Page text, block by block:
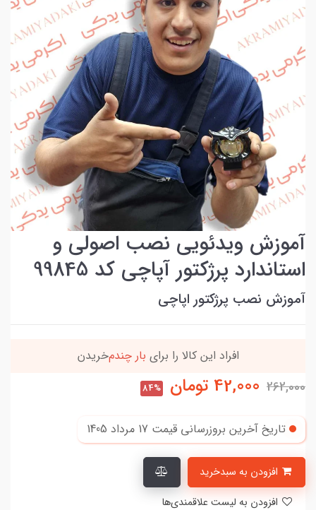
آموزش ویدئویی نصب اصولی و
استاندارد پرژکتور آپاچی کد 99845
آموزش نصب پرژکتور اپاچی
90٪ خریداران ،از این محصول راضی بودن
262,000
42,000 تومان 84%
تاریخ آخرین بروزرسانی قیمت 17 مرداد 1405